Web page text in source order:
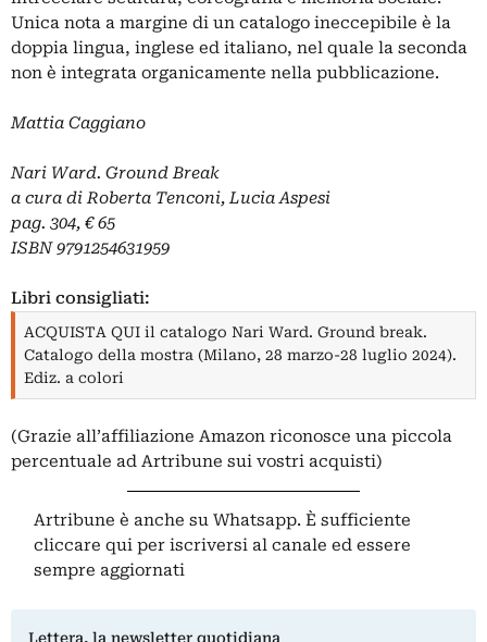
Unica nota a margine di un catalogo ineccepibile è la
doppia lingua, inglese ed italiano, nel quale la seconda
non è integrata organicamente nella pubblicazione.
Mattia Caggiano
Nari Ward. Ground Break
a cura di Roberta Tenconi, Lucia Aspesi
pag. 304, € 65
ISBN 9791254631959
Libri consigliati:
ACQUISTA QUI il catalogo Nari Ward. Ground break.
Catalogo della mostra (Milano, 28 marzo-28 luglio 2024).
Ediz. a colori
(Grazie all’affiliazione Amazon riconosce una piccola
percentuale ad Artribune sui vostri acquisti)
Artribune è anche su Whatsapp. È sufficiente
cliccare qui per iscriversi al canale ed essere
sempre aggiornati
Lettera, la newsletter quotidiana